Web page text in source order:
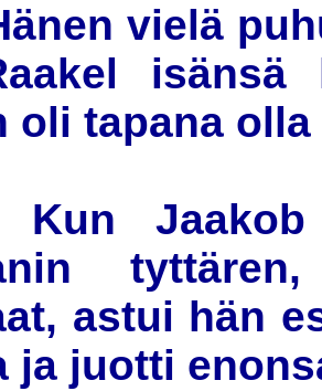
vielä
isänsä
oli tapana
Kun
astui hän
ja juotti